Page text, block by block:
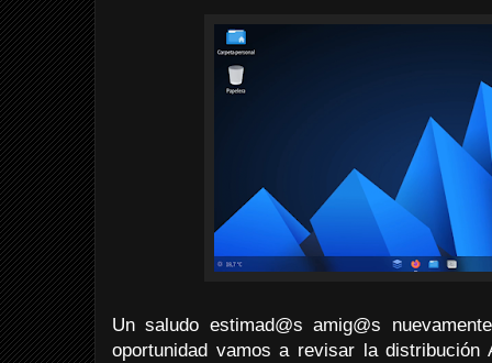
Un saludo estimad@s amig@s
oportunidad vamos a revisar la